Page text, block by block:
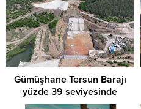
Gümüşhane Tersun Barajı
yüzde 39 seviyesinde